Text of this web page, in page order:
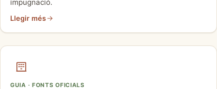
impugnació.
Llegir més
GUIA · FONTS OFICIALS